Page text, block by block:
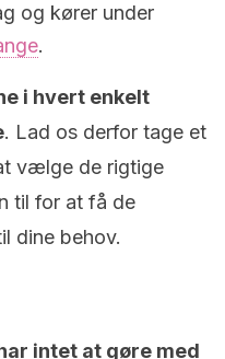
og kører under
.
i hvert enkelt
. Lad os derfor tage et
vælge de rigtige
til for at få de
dine behov.
intet at gøre med